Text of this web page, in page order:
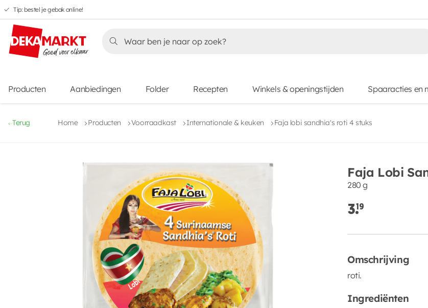
Overslaan
naar
hoofdnavigatie
Overslaan
naar
hoofdinhoud
Overslaan
naar
voettekstinhoud
Overslaan
naar
aanbiedingen
Tip: bestel je gebak online!
Producten Aanbiedingen Folder Recepten Winkels & openingstijden Spaaracties en
Terug Home Producten Voorraadkast Internationale & keuken Faja lobi sandhia's roti 4 stuks
Faja Lobi
280 g
3.19
Omschrijving
roti.
Ingrediënten